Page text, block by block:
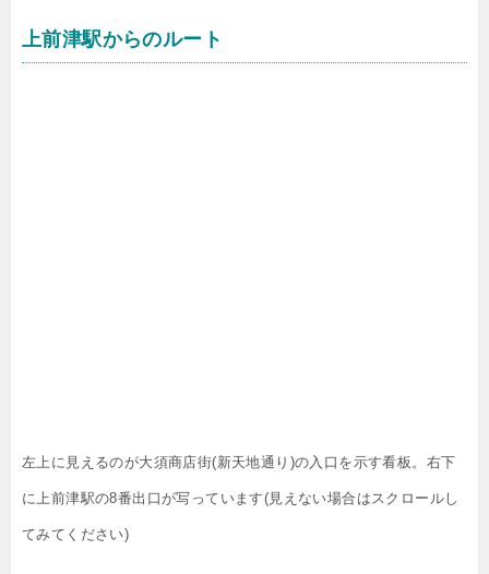
上前津駅からのルート
左上に見えるのが大須商店街(新天地通り)の入口を示す看板。右下
に上前津駅の8番出口が写っています(見えない場合はスクロールし
てみてください)